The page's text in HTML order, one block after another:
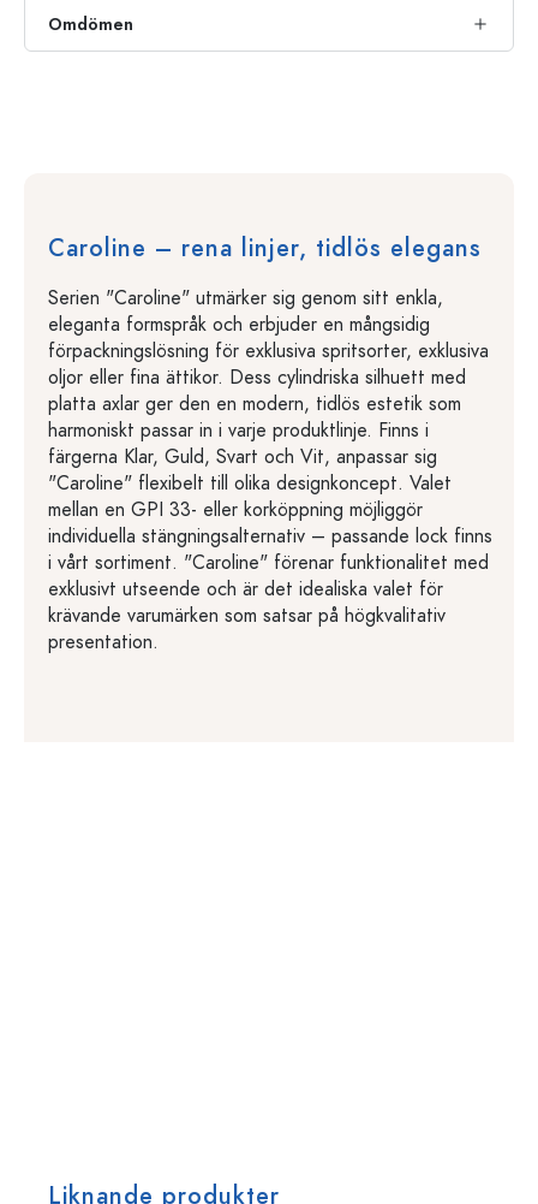
Omdömen
Caroline – rena linjer, tidlös elegans
Serien "Caroline" utmärker sig genom sitt enkla,
eleganta formspråk och erbjuder en mångsidig
förpackningslösning för exklusiva spritsorter, exklusiva
oljor eller fina ättikor. Dess cylindriska silhuett med
platta axlar ger den en modern, tidlös estetik som
harmoniskt passar in i varje produktlinje. Finns i
färgerna Klar, Guld, Svart och Vit, anpassar sig
"Caroline" flexibelt till olika designkoncept. Valet
mellan en GPI 33- eller korköppning möjliggör
individuella stängningsalternativ – passande lock finns
i vårt sortiment. "Caroline" förenar funktionalitet med
exklusivt utseende och är det idealiska valet för
krävande varumärken som satsar på högkvalitativ
presentation.
Liknande produkter